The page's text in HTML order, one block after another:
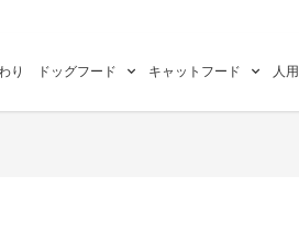
り ドッグフード キャットフード 人